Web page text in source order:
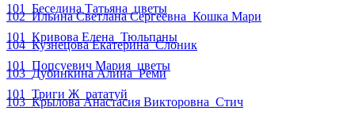
101_Беседина Татьяна_цветы
101_Кривова Елена_Тюльпаны
101_Попсуевич Мария_цветы
101_Триги Ж_рататуй
102_Ильина Светлана Сергеевна_Кошка Мари
104_Кузнецова Екатерина_Слоник
103_Дубинкина Алина_Реми
103_Крылова Анастасия Викторовна_Стич